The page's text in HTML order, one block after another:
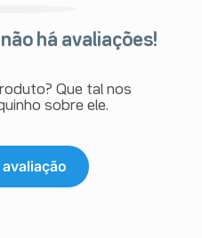
(ocorrem entre 0,1%
que utilizam este
as seguintes
tomavam Galvus Met
há avaliações!
Que tal nos
sobre ele.